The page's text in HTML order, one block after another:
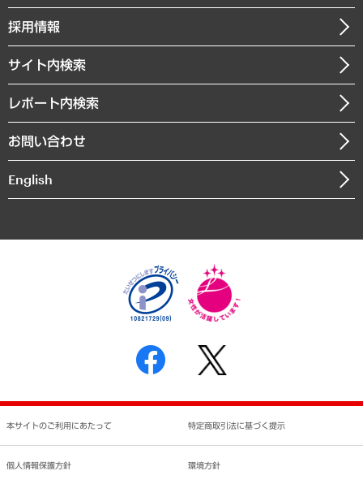
GRC（ガバナンス・リスク・コンプライアンス）・防災（政策）
経済・産業・雇用・労働
まちづくり・観光・交通・スポーツ・スマートシティ
自然資源・農林水産業・食料システム
経営用語集
受託・受注実績（官公庁関連）
メディア掲載・出演
社長メッセージ
会社概要
沿革
組織図・本部部室紹介
インドネシア現地法人
個人情報保護方針
反社会的勢力に対する基本方針
書面による個人情報の開示等の請求の手続きについて
ニュースリリース
お知らせ
採用情報
サイト内検索
レポート内検索
お問い合わせ
English
本サイトのご利用にあたって 特定商取引法に基づく提示
個人情報保護方針 環境方針